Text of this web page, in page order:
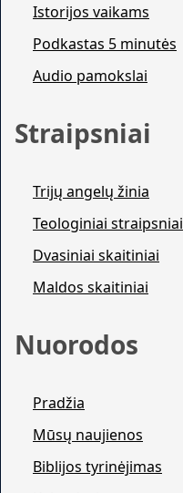
Istorijos vaikams
Podkastas 5 minutės
Audio pamokslai
Straipsniai
Trijų angelų žinia
Teologiniai straipsniai
Dvasiniai skaitiniai
Maldos skaitiniai
Nuorodos
Pradžia
Mūsų naujienos
Biblijos tyrinėjimas